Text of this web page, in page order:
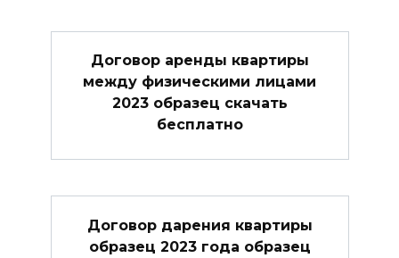
Договор аренды квартиры
между физическими лицами
2023 образец скачать
бесплатно
Договор дарения квартиры
образец 2023 года образец